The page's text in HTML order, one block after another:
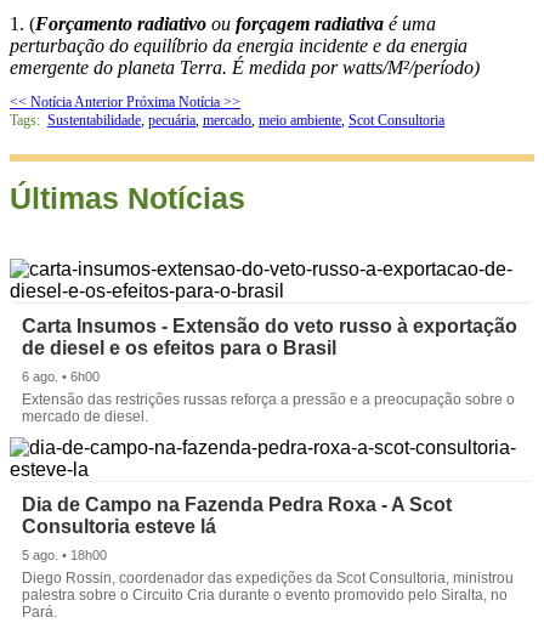
1. (Forçamento radiativo ou forçagem radiativa é uma
perturbação do equilíbrio da energia incidente e da energia
emergente do planeta Terra. É medida por watts/M²/período)
<< Notícia Anterior Próxima Notícia >>
Tags: Sustentabilidade, pecuária, mercado, meio ambiente, Scot Consultoria
Últimas Notícias
Carta Insumos - Extensão do veto russo à exportação
de diesel e os efeitos para o Brasil
6 ago. • 6h00
Extensão das restrições russas reforça a pressão e a preocupação sobre o
mercado de diesel.
Dia de Campo na Fazenda Pedra Roxa - A Scot
Consultoria esteve lá
5 ago. • 18h00
Diego Rossin, coordenador das expedições da Scot Consultoria, ministrou
palestra sobre o Circuito Cria durante o evento promovido pelo Siralta, no
Pará.